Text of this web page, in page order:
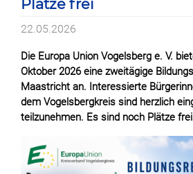
Plätze frei
22.05.2026
Die Europa Union Vogelsberg e. V.
Oktober 2026 eine zweitägige
Maastricht an. Interessierte
dem Vogelsbergkreis sind herzlich
teilzunehmen. Es sind noch Plätze